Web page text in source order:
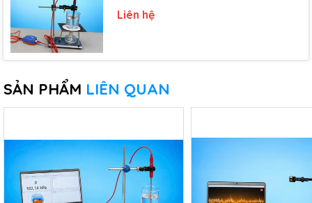
Liên hệ
SẢN PHẨM LIÊN QUAN